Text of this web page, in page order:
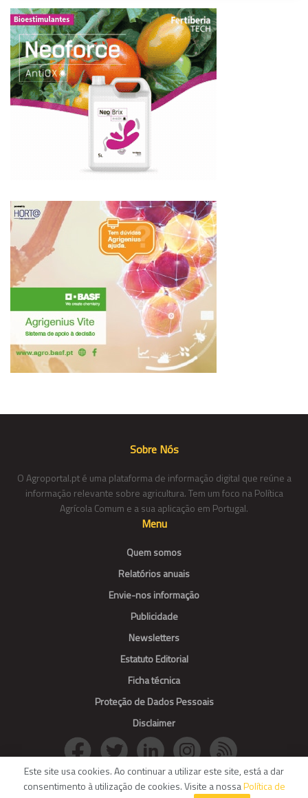
Sobre Nós
O Agroportal.pt é uma plataforma de informação digital que reúne a
informação relevante sobre agricultura. Tem um foco na Política
Agrícola Comum e a sua aplicação em Portugal.
Menu
Quem somos
Relatórios anuais
Envie-nos informação
Publicidade
Newsletters
Estatuto Editorial
Ficha técnica
Proteção de Dados Pessoais
Disclaimer
Este site usa cookies. Ao continuar a utilizar este site, está a dar
consentimento à utilização de cookies. Visite a nossaPolítica de